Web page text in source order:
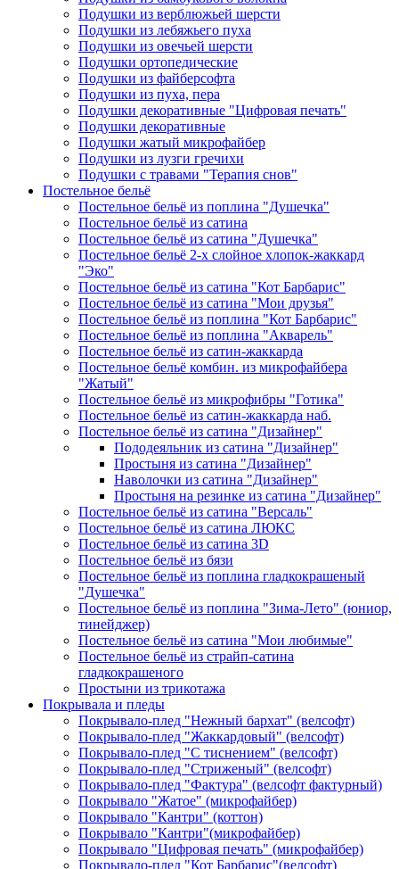
Подушки из верблюжьей шерсти
Подушки из лебяжьего пуха
Подушки из овечьей шерсти
Подушки ортопедические
Подушки из файберсофта
Подушки из пуха, пера
Подушки декоративные "Цифровая печать"
Подушки декоративные
Подушки жатый микрофайбер
Подушки из лузги гречихи
Подушки с травами "Терапия снов"
Постельное бельё
Постельное бельё из поплина "Душечка"
Постельное бельё из сатина
Постельное бельё из сатина "Душечка"
Постельное бельё 2-х слойное хлопок-жаккард
"Эко"
Постельное бельё из сатина "Кот Барбарис"
Постельное бельё из сатина "Мои друзья"
Постельное бельё из поплина "Кот Барбарис"
Постельное бельё из поплина "Акварель"
Постельное бельё из сатин-жаккарда
Постельное бельё комбин. из микрофайбера
"Жатый"
Постельное бельё из микрофибры "Готика"
Постельное бельё из сатин-жаккарда наб.
Постельное бельё из сатина "Дизайнер"
Пододеяльник из сатина "Дизайнер"
Простыня из сатина "Дизайнер"
Наволочки из сатина "Дизайнер"
Простыня на резинке из сатина "Дизайнер"
Постельное бельё из сатина "Версаль"
Постельное бельё из сатина ЛЮКС
Постельное бельё из сатина 3D
Постельное бельё из бязи
Постельное бельё из поплина гладкокрашеный
"Душечка"
Постельное бельё из поплина "Зима-Лето" (юниор,
тинейджер)
Постельное бельё из сатина "Мои любимые"
Постельное бельё из страйп-сатина
гладкокрашеного
Простыни из трикотажа
Покрывала и пледы
Покрывало-плед "Нежный бархат" (велсофт)
Покрывало-плед "Жаккардовый" (велсофт)
Покрывало-плед "С тиснением" (велсофт)
Покрывало-плед "Стриженый" (велсофт)
Покрывало-плед "Фактура" (велсофт фактурный)
Покрывало "Жатое" (микрофайбер)
Покрывало "Кантри" (коттон)
Покрывало "Кантри"(микрофайбер)
Покрывало "Цифровая печать" (микрофайбер)
Покрывало-плед "Кот Барбарис"(велсофт)